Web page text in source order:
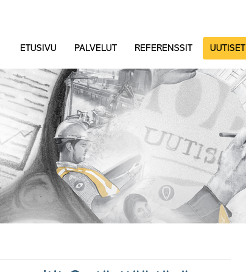
ETUSIVU PALVELUT REFERENSSIT UUTISET